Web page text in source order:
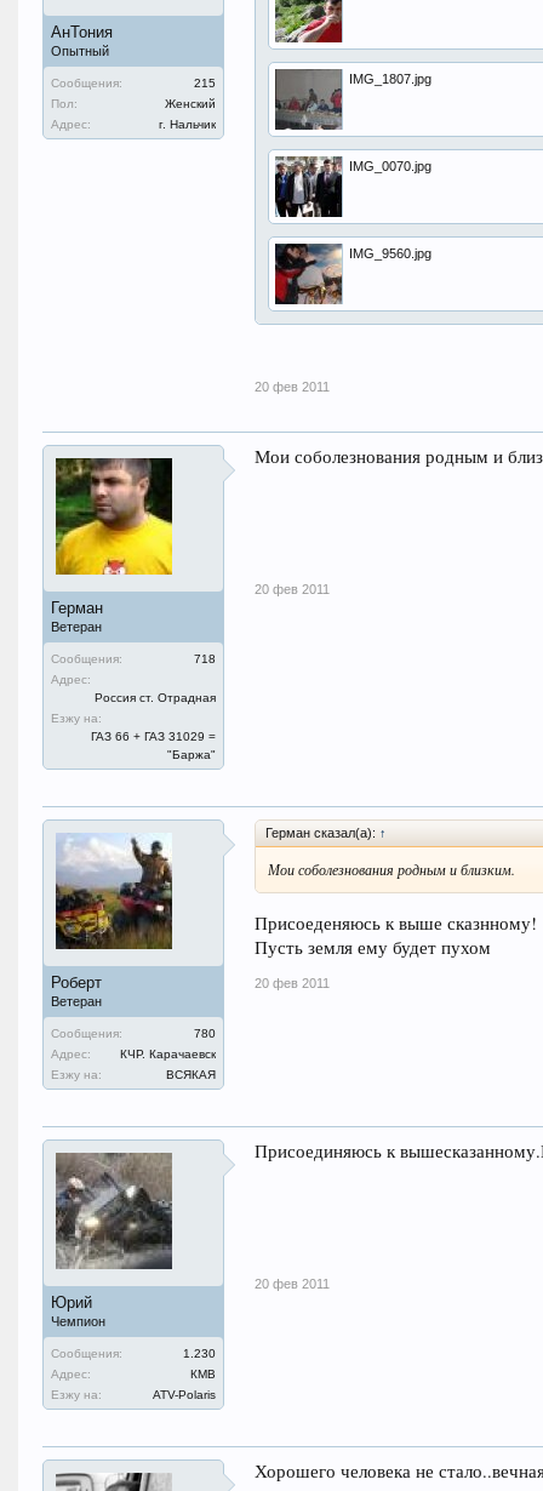
АнТония
Опытный
Сообщения:
215
Пол:
Женский
Адрес:
г. Нальчик
IMG_1807.jpg
IMG_0070.jpg
IMG_9560.jpg
20 фев 2011
Герман
Ветеран
Сообщения:
718
Адрес:
Россия ст. Отрадная
Езжу на:
ГАЗ 66 + ГАЗ 31029 =
"Баржа"
Мои соболезнования родным и
20 фев 2011
Роберт
Ветеран
Сообщения:
780
Адрес:
КЧР. Карачаевск
Езжу на:
ВСЯКАЯ
Герман сказал(а): ↑
Мои соболезнования родным и близким.
Присоеденяюсь к выше сказнному!
Пусть земля ему будет пухом
20 фев 2011
Юрий
Чемпион
Сообщения:
1.230
Адрес:
КМВ
Езжу на:
ATV-Polaris
Присоединяюсь к
20 фев 2011
Хорошего человека не